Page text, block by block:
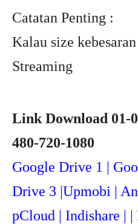
Catatan Penting :
Kalau size
Streaming
Link Download 01-
480-720-1080
Google Drive 1 |
Drive 3 |Upmobi |
pCloud | Indishare |